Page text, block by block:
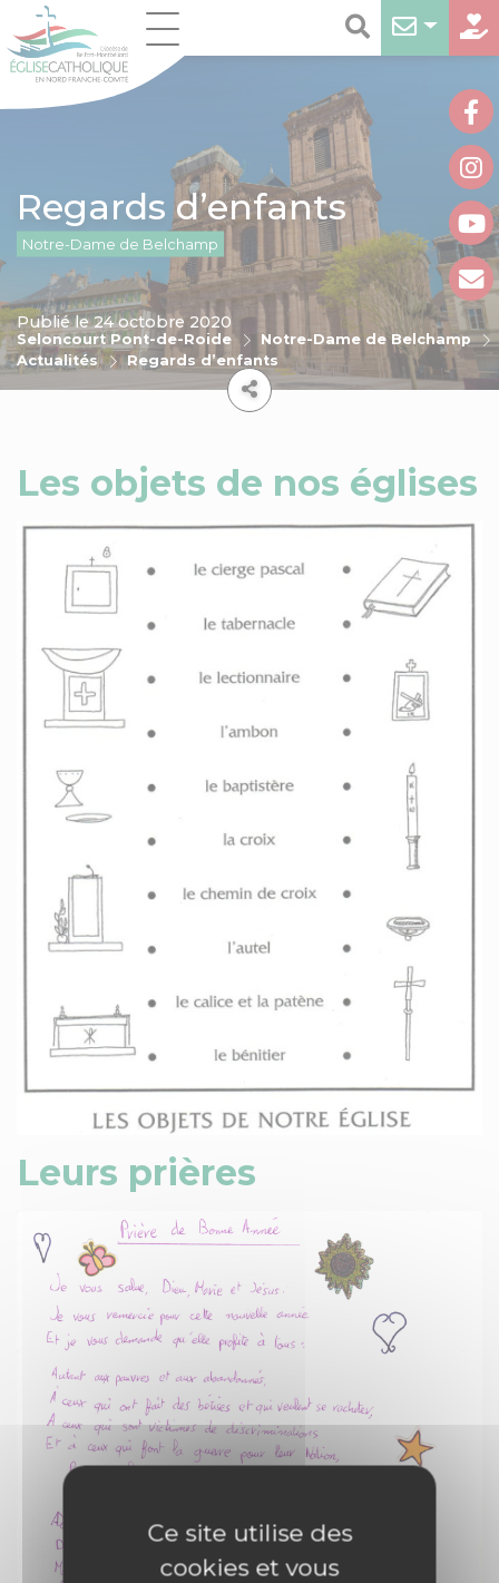
Regards d’enfants
Notre-Dame de Belchamp
Seloncourt Pont-de-Roide
Notre-Dame de Belchamp
Actualités
Regards d’enfants
Publié le 24 octobre 2020
Les objets de nos églises
Leurs prières
Ce site utilise des
cookies et vous